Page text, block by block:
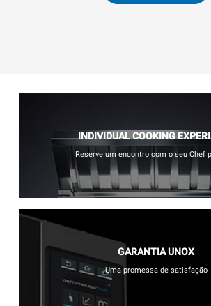
INDIVIDUAL COOKING
Reserve um encontro com o seu Chef
GARANTIA UNOX
Uma promessa de satisfação